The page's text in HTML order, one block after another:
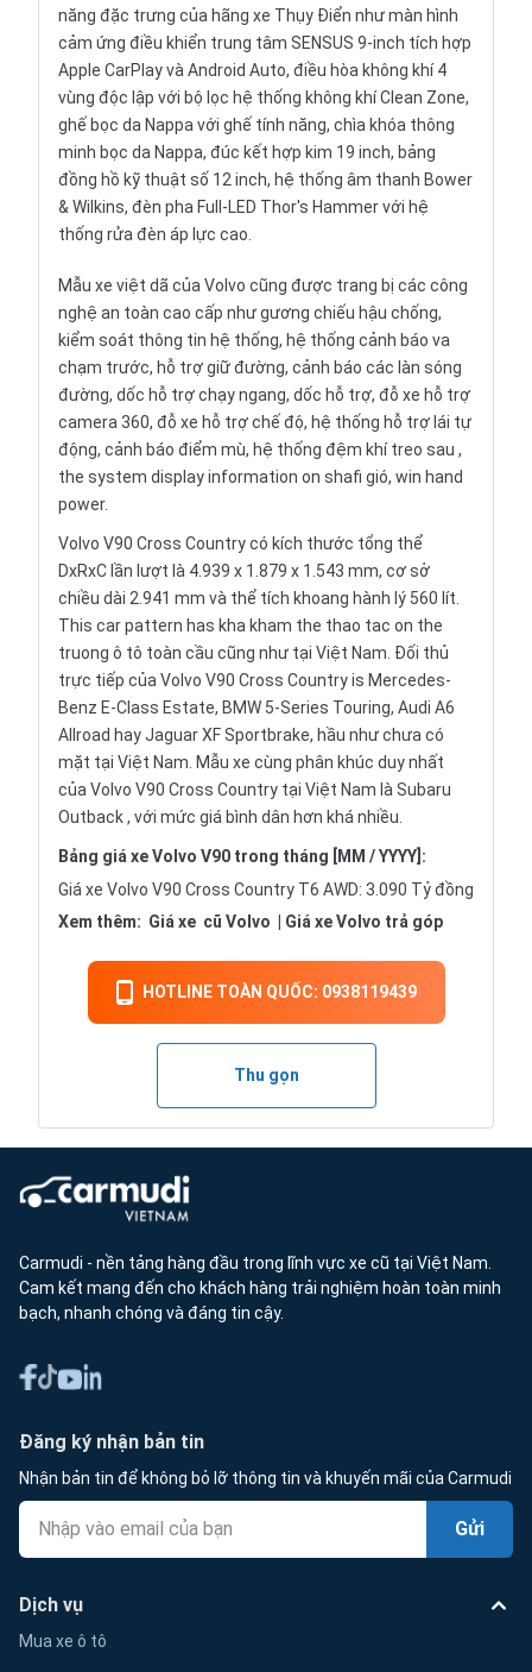
năng đặc trưng của hãng xe Thụy Điển như màn hình
cảm ứng điều khiển trung tâm SENSUS 9-inch tích hợp
Apple CarPlay và Android Auto, điều hòa không khí 4
vùng độc lập với bộ lọc hệ thống không khí Clean Zone,
ghế bọc da Nappa với ghế tính năng, chìa khóa thông
minh bọc da Nappa, đúc kết hợp kim 19 inch, bảng
đồng hồ kỹ thuật số 12 inch, hệ thống âm thanh Bower
& Wilkins, đèn pha Full-LED Thor's Hammer với hệ
thống rửa đèn áp lực cao.
Mẫu xe việt dã của Volvo cũng được trang bị các công
nghệ an toàn cao cấp như gương chiếu hậu chống,
kiểm soát thông tin hệ thống, hệ thống cảnh báo va
chạm trước, hỗ trợ giữ đường, cảnh báo các làn sóng
đường, dốc hỗ trợ chạy ngang, dốc hỗ trợ, đỗ xe hỗ trợ
camera 360, đỗ xe hỗ trợ chế độ, hệ thống hỗ trợ lái tự
động, cảnh báo điểm mù, hệ thống đệm khí treo sau ,
the system display information on shafi gió, win hand
power.
Volvo V90 Cross Country có kích thước tổng thể
DxRxC lần lượt là 4.939 x 1.879 x 1.543 mm, cơ sở
chiều dài 2.941 mm và thể tích khoang hành lý 560 lít.
This car pattern has kha kham the thao tac on the
truong ô tô toàn cầu cũng như tại Việt Nam. Đối thủ
trực tiếp của Volvo V90 Cross Country is Mercedes-
Benz E-Class Estate, BMW 5-Series Touring, Audi A6
Allroad hay Jaguar XF Sportbrake, hầu như chưa có
mặt tại Việt Nam. Mẫu xe cùng phân khúc duy nhất
của Volvo V90 Cross Country tại Việt Nam làSubaru
Outback, với mức giá bình dân hơn khá nhiều.
Bảng giá xe Volvo V90 trong tháng [MM / YYYY]:
Giá xe Volvo V90 Cross Country T6 AWD: 3.090 Tỷ đồng
Xem thêm: Giá xe cũ Volvo Giá xe Volvo trả góp
HOTLINE TOÀN QUỐC: 0938119439
Thu gọn
Carmudi - nền tảng hàng đầu trong lĩnh vực xe cũ tại Việt Nam.
Cam kết mang đến cho khách hàng trải nghiệm hoàn toàn minh
bạch, nhanh chóng và đáng tin cậy.
Đăng ký nhận bản tin
Nhận bản tin để không bỏ lỡ thông tin và khuyến mãi của Carmudi
Gửi
Dịch vụ
Mua xe ô tô